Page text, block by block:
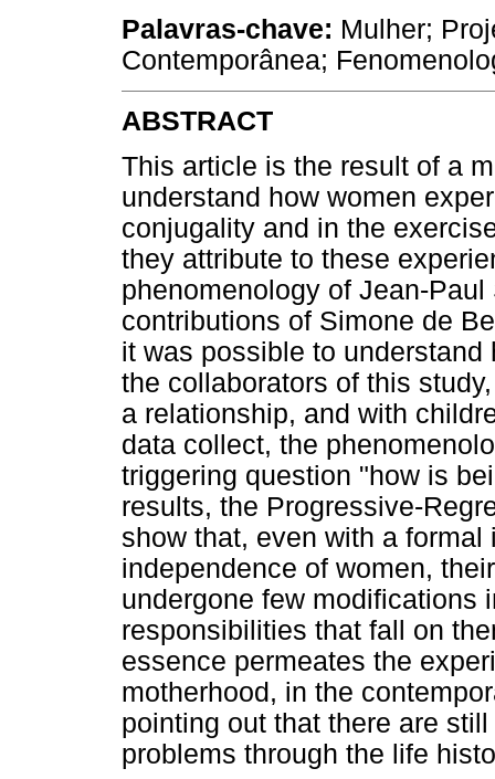
Palavras-chave: Mulher;
Contemporânea;
ABSTRACT
This article is the result of a
understand how women
conjugality and in the
they attribute to these
phenomenology of Jean-
contributions of Simone de
it was possible to
the collaborators of this
a relationship, and with
data collect, the
triggering question "how is
results, the Progressive-
show that, even with a
independence of women,
undergone few modifications
responsibilities that fall on
essence permeates the
motherhood, in the
pointing out that there are
problems through the life